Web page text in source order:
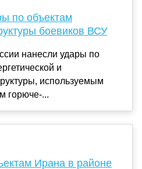
по объектам
боевиков ВСУ
нанесли удары по
и
используемым
горюче-...
Ирана в районе